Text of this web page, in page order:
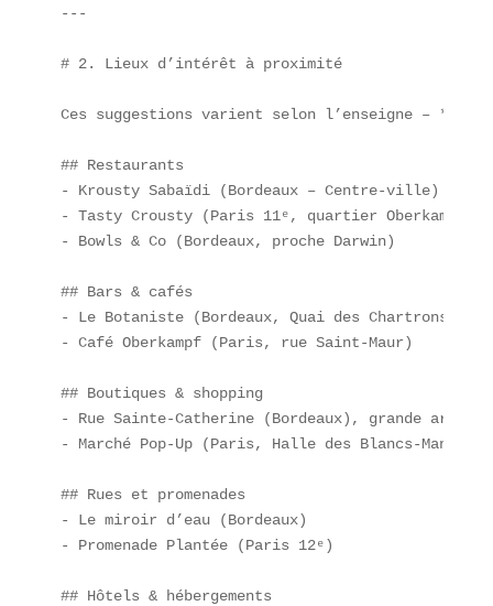
---
# 2. Lieux d’intérêt à proximité
Ces suggestions varient selon l’enseigne –
## Restaurants
- Krousty Sabaïdi (Bordeaux – Centre-ville)
- Tasty Crousty (Paris 11ᵉ, quartier Oberkampf)
- Bowls & Co (Bordeaux, proche Darwin)
## Bars & cafés
- Le Botaniste (Bordeaux, Quai des Chartrons)
- Café Oberkampf (Paris, rue Saint-Maur)
## Boutiques & shopping
- Rue Sainte-Catherine (Bordeaux), grande artère
- Marché Pop-Up (Paris, Halle des Blancs-
## Rues et promenades
- Le miroir d’eau (Bordeaux)
- Promenade Plantée (Paris 12ᵉ)
## Hôtels & hébergements